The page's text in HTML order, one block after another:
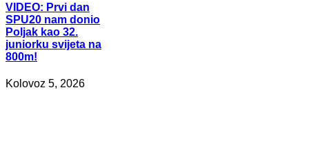
VIDEO: Prvi dan
SPU20 nam donio
Poljak kao 32.
juniorku svijeta na
800m!
Kolovoz 5, 2026